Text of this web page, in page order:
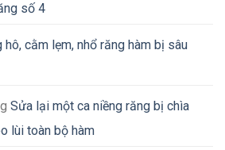
số 4
hô, cằm lẹm, nhổ răng hàm bị sâu
Sửa lại một ca niềng răng bị chìa
lùi toàn bộ hàm